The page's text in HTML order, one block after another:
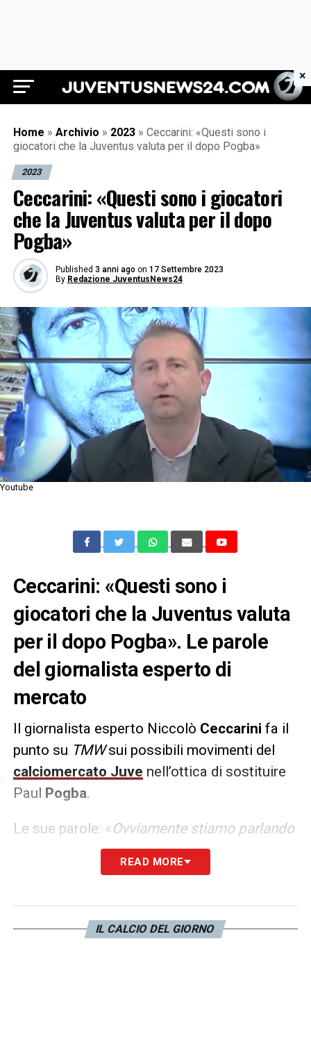
Juventus News 24
Home » Archivio » 2023 » Ceccarini: «Questi sono i
giocatori che la Juventus valuta per il dopo Pogba»
2023
Ceccarini: «Questi sono i giocatori
che la Juventus valuta per il dopo
Pogba»
Published 3 anni ago on 17 Settembre 2023
By Redazione JuventusNews24
Youtube
Ceccarini: «Questi sono i
giocatori che la Juventus valuta
per il dopo Pogba». Le parole
del giornalista esperto di
mercato
Il giornalista esperto Niccolò Ceccarini fa il
punto su TMWsui possibili movimenti del
calciomercato Juve nell’ottica di sostituire
Paul Pogba.
Le sue parole: «Ovviamente stiamo parlando
di idee e non certo di obiettivi dichiarati. Tra i
giocatori monitorati dal club bianconero ci
Borussia Monchegladbach e Khephren
READ MORE
IL CALCIO DEL GIORNO
×